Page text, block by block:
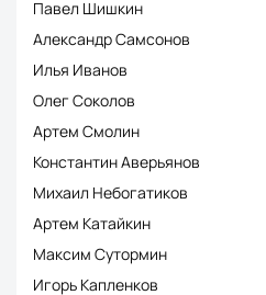
Павел Шишкин
Александр Самсонов
Илья Иванов
Олег Соколов
Артем Смолин
Константин Аверьянов
Михаил Небогатиков
Артем Катайкин
Максим Сутормин
Игорь Капленков